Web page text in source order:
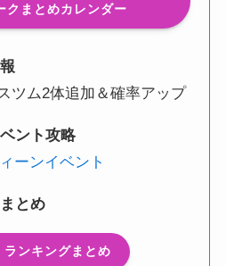
クまとめカレンダー
ツム2体追加＆確率アップ
ント攻略
ーンイベント
とめ
ンキングまとめ